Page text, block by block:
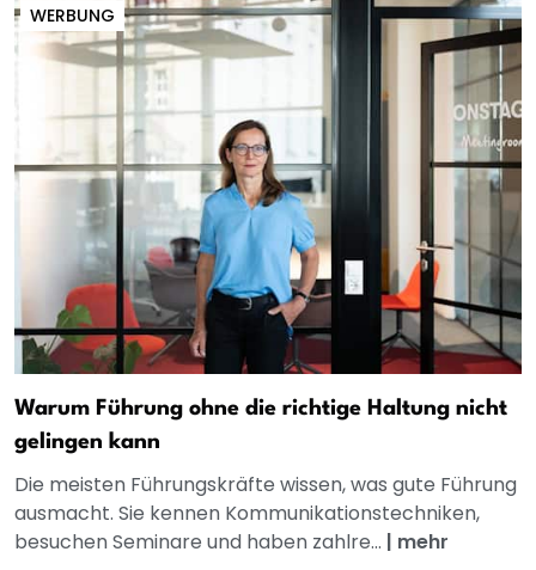
WERBUNG
Warum Führung ohne die richtige Haltung nicht
gelingen kann
Die meisten Führungskräfte wissen, was gute Führung
ausmacht. Sie kennen Kommunikationstechniken,
besuchen Seminare und haben zahlre... | mehr